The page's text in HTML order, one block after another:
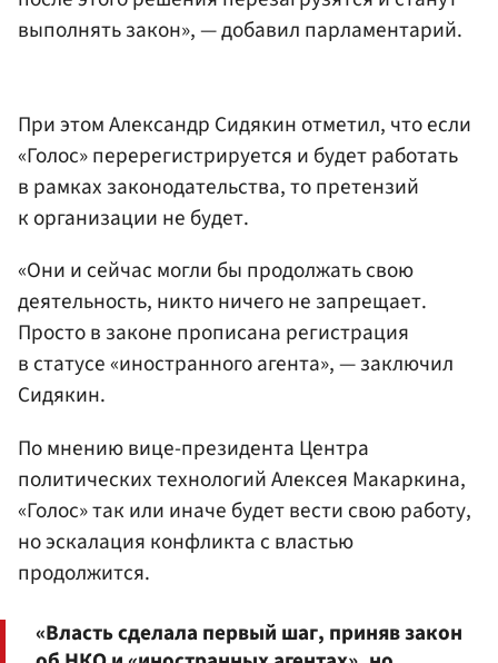
выполнять закон», — добавил парламентарий.
При этом Александр Сидякин отметил, что если
«Голос» перерегистрируется и будет работать
в рамках законодательства, то претензий
к организации не будет.
«Они и сейчас могли бы продолжать свою
деятельность, никто ничего не запрещает.
Просто в законе прописана регистрация
в статусе «иностранного агента», — заключил
Сидякин.
По мнению вице-президента Центра
политических технологий Алексея Макаркина,
«Голос» так или иначе будет вести свою работу,
но эскалация конфликта с властью
продолжится.
«Власть сделала первый шаг, приняв закон